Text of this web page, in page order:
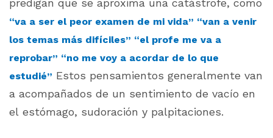
predigan que se aproxima una catástrofe, como
“va a ser el peor examen de mi vida” “van a venir
los temas más difíciles” “el profe me va a
reprobar” “no me voy a acordar de lo que
estudié” Estos pensamientos generalmente van
a acompañados de un sentimiento de vacío en
el estómago, sudoración y palpitaciones.